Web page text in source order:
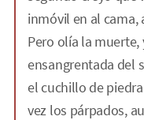
inmóvil en al cama,
Pero olía la
ensangrentada del
el cuchillo de
vez los párpados,